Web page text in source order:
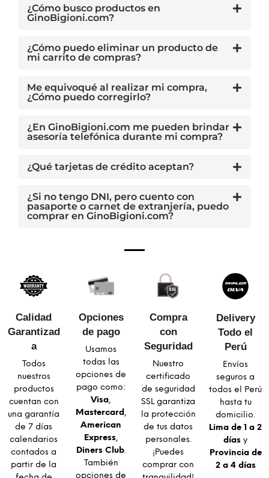
¿Cómo busco productos en
GinoBigioni.com?
¿Cómo puedo eliminar un producto de
mi carrito de compras?
Me equivoqué al realizar mi compra,
¿Cómo puedo corregirlo?
¿En GinoBigioni.com me pueden brindar
asesoría telefónica durante mi compra?
¿Qué tarjetas de crédito aceptan?
¿Si no tengo DNI, pero cuento con
pasaporte o carnet de extranjería, puedo
comprar en GinoBigioni.com?
Calidad
Garantizad
a​
Todos
nuestros
productos
cuentan con
una garantía
de 7 días
calendarios
contados a
partir de la
Opciones
de pago
Usamos
todas las
opciones de
pago como:
Visa,
Mastercard,
American
Express,
Diners Club.
También
Compra
con
Seguridad​
Nuestro
certificado
de seguridad
SSL garantiza
la protección
de tus datos
personales.
¡Puedes
comprar con
Delivery
Todo el
Perú
Envíos
seguros a
todos el Perú
hasta tu
domicilio.
Lima de 1 a 2
días y
Provincia de
2 a 4 días